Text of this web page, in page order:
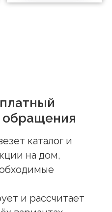
обращения
каталог и
на дом,
и рассчитает